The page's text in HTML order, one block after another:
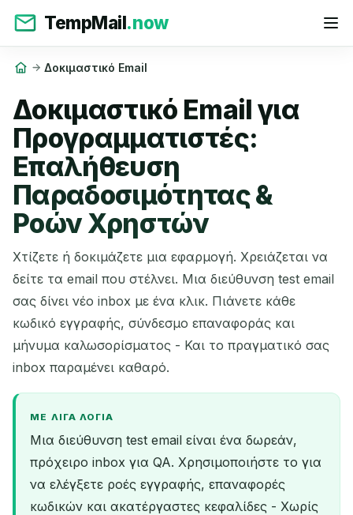
TempMail.now
Δοκιμαστικό Email
Δοκιμαστικό Email για
Προγραμματιστές:
Επαλήθευση
Παραδοσιμότητας &
Ροών Χρηστών
Χτίζετε ή δοκιμάζετε μια εφαρμογή. Χρειάζεται να
δείτε τα email που στέλνει. Μια διεύθυνση test email
σας δίνει νέο inbox με ένα κλικ. Πιάνετε κάθε
κωδικό εγγραφής, σύνδεσμο επαναφοράς και
μήνυμα καλωσορίσματος - Και το πραγματικό σας
inbox παραμένει καθαρό.
ΜΕ ΛΊΓΑ ΛΌΓΙΑ
Μια διεύθυνση test email είναι ένα δωρεάν,
πρόχειρο inbox για QA. Χρησιμοποιήστε το για
να ελέγξετε ροές εγγραφής, επαναφορές
κωδικών και ακατέργαστες κεφαλίδες - Χωρίς